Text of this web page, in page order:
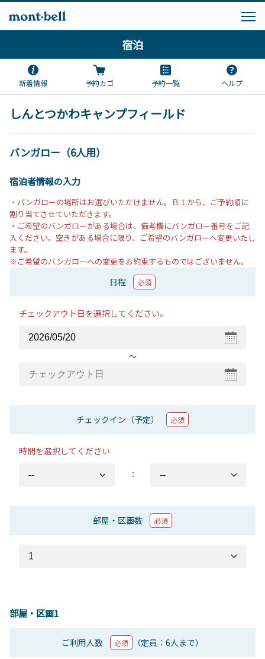
宿泊
新着情報 予約カゴ 予約一覧 ヘルプ
しんとつかわキャンプフィールド
バンガロー（6人用）
宿泊者情報の入力
・バンガローの場所はお選びいただけません。Ｂ１から、ご予約順に
割り当てさせていただきます。
・ご希望のバンガローがある場合は、備考欄にバンガロー番号をご記
入ください。空きがある場合に限り、ご希望のバンガローへ変更いたし
ます。
※ご希望のバンガローへの変更をお約束するものではございません。
日程 必須
チェックアウト日を選択してください。
〜
チェックイン（予定） 必須
時間を選択してください
：
部屋・区画数 必須
部屋・区画1
ご利用人数 必須 （定員：6人まで）